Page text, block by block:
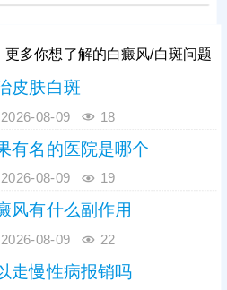
更多你想了解的白癜风/白斑问题
皮肤白斑
2026-08-09 18
有名的医院是哪个
2026-08-09 19
风有什么副作用
2026-08-09 22
走慢性病报销吗